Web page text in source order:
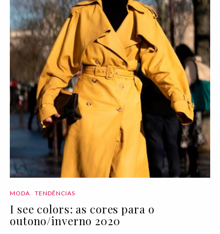
MODA TENDÊNCIAS
I see colors: as cores para o
outono/inverno 2020